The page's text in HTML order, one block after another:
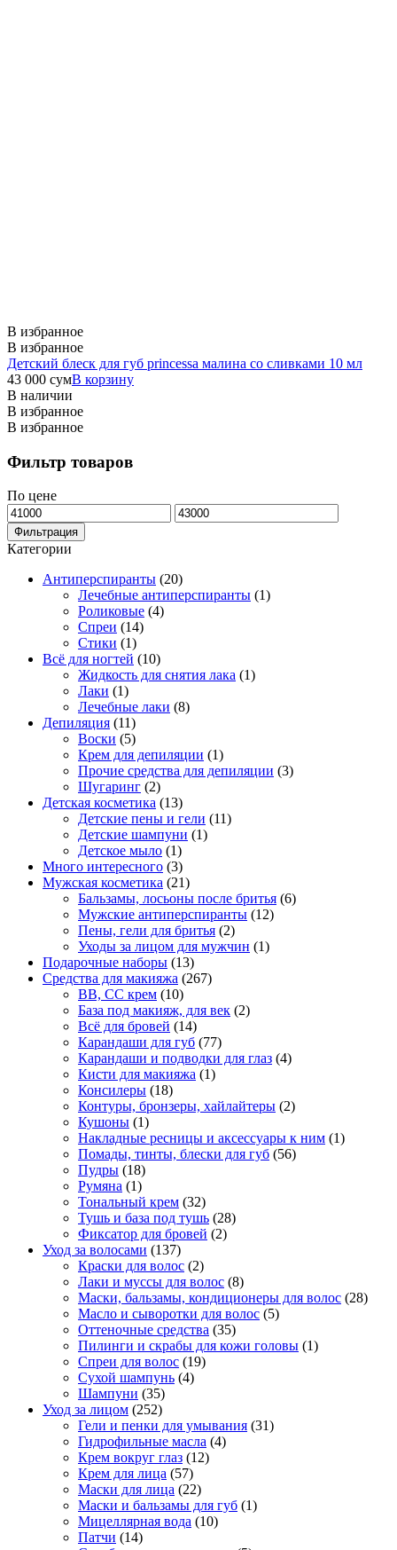
В избранное
В избранное
Детский блеск для губ princessa малина со сливками 10 мл
43 000 сумВ корзину
В наличии
В избранное
В избранное
Фильтр товаров
По цене
Минимальная
цена
Максимальная
цена
Фильтрация
Категории
Антиперспиранты (20)
Лечебные антиперспиранты (1)
Роликовые (4)
Спреи (14)
Стики (1)
Всё для ногтей (10)
Жидкость для снятия лака (1)
Лаки (1)
Лечебные лаки (8)
Депиляция (11)
Воски (5)
Крем для депиляции (1)
Прочие средства для депиляции (3)
Шугаринг (2)
Детская косметика (13)
Детские пены и гели (11)
Детские шампуни (1)
Детское мыло (1)
Много интересного (3)
Мужская косметика (21)
Бальзамы, лосьоны после бритья (6)
Мужские антиперспиранты (12)
Пены, гели для бритья (2)
Уходы за лицом для мужчин (1)
Подарочные наборы (13)
Средства для макияжа (267)
BB, CC крем (10)
База под макияж, для век (2)
Всё для бровей (14)
Карандаши для губ (77)
Карандаши и подводки для глаз (4)
Кисти для макияжа (1)
Консилеры (18)
Контуры, бронзеры, хайлайтеры (2)
Кушоны (1)
Накладные ресницы и аксессуары к ним (1)
Помады, тинты, блески для губ (56)
Пудры (18)
Румяна (1)
Тональный крем (32)
Тушь и база под тушь (28)
Фиксатор для бровей (2)
Уход за волосами (137)
Краски для волос (2)
Лаки и муссы для волос (8)
Маски, бальзамы, кондиционеры для волос (28)
Масло и сыворотки для волос (5)
Оттеночные средства (35)
Пилинги и скрабы для кожи головы (1)
Спреи для волос (19)
Сухой шампунь (4)
Шампуни (35)
Уход за лицом (252)
Гели и пенки для умывания (31)
Гидрофильные масла (4)
Крем вокруг глаз (12)
Крем для лица (57)
Маски для лица (22)
Маски и бальзамы для губ (1)
Мицеллярная вода (10)
Патчи (14)